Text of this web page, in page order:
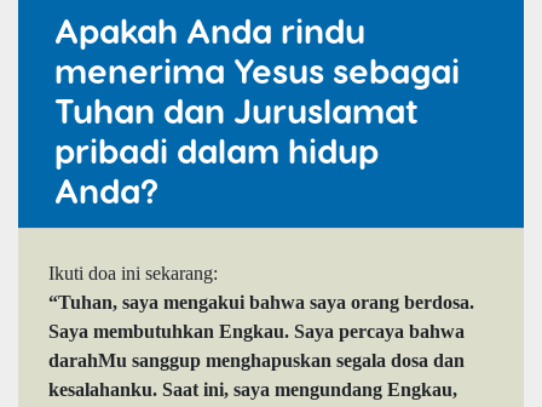
Apakah Anda rindu
menerima Yesus sebagai
Tuhan dan Juruslamat
pribadi dalam hidup
Anda?
Ikuti doa ini sekarang:
“Tuhan, saya mengakui bahwa saya orang berdosa.
Saya membutuhkan Engkau. Saya percaya bahwa
darahMu sanggup menghapuskan segala dosa dan
kesalahanku. Saat ini, saya mengundang Engkau,